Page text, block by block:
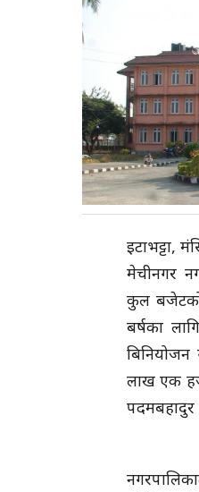
इटाभट्टा,
मेचीनगर
कुल बजेटको
बर्षका
लाख एक
पदमबहादुर